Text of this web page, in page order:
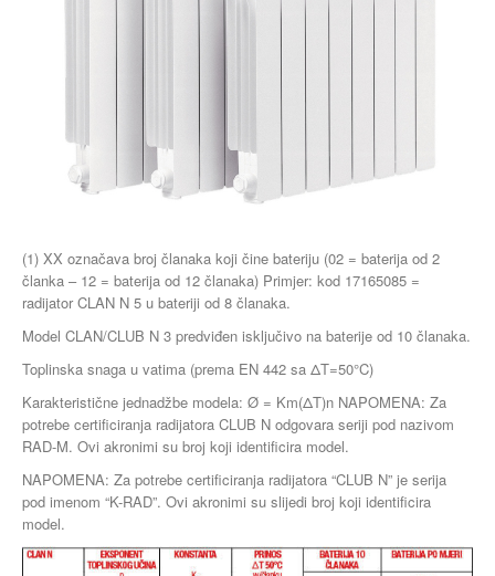
(1) XX označava broj članaka koji čine bateriju (02 = baterija od 2
članka – 12 = baterija od 12 članaka) Primjer: kod 17165085 =
radijator CLAN N 5 u bateriji od 8 članaka.
Model CLAN/CLUB N 3 predviđen isključivo na baterije od 10 članaka.
Toplinska snaga u vatima (prema EN 442 sa ΔT=50°C)
Karakteristične jednadžbe modela: Ø = Km(ΔT)n NAPOMENA: Za
potrebe certificiranja radijatora CLUB N odgovara seriji pod nazivom
RAD-M. Ovi akronimi su broj koji identificira model.
NAPOMENA: Za potrebe certificiranja radijatora “CLUB N” je serija
pod imenom “K-RAD”. Ovi akronimi su slijedi broj koji identificira
model.